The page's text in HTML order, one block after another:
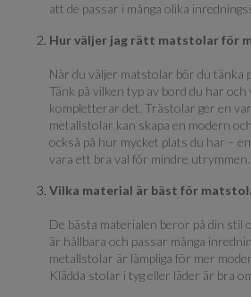
att de passar i många olika
Hur väljer jag rätt matstolar för
När du väljer matstolar bör du tänka
Tänk på vilken typ av bord du har
kompletterar det. Trästolar ger en
metallstolar kan skapa en modern
också på hur mycket plats du har –
vara ett bra val för mindre utrymmen.
Vilka material är bäst för
De bästa materialen beror på din stil
är hållbara och passar många
metallstolar är lämpliga för mer
Klädda stolar i tyg eller läder är bra